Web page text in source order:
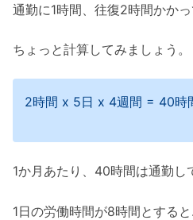
通勤に1時間、往復2時間かかっ
ちょっと計算してみましょう。
2時間 x 5日 x 4週間 = 40時
1か月あたり、40時間は通勤し
1日の労働時間が8時間とすると